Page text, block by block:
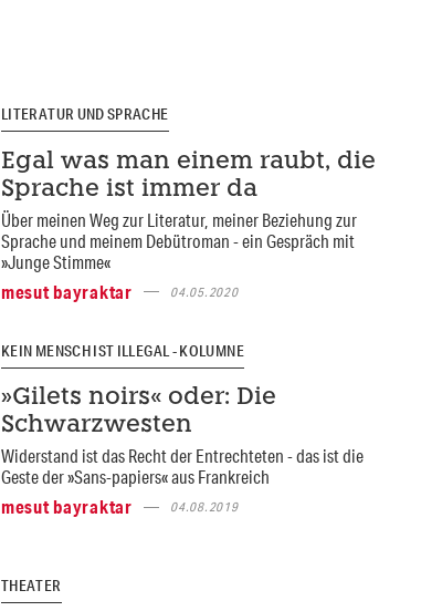
LITERATUR UND SPRACHE
Egal was man einem raubt, die
Sprache ist immer da
Über meinen Weg zur Literatur, meiner Beziehung zur
Sprache und meinem Debütroman - ein Gespräch mit
»Junge Stimme«
mesut bayraktar
04.05.2020
KEIN MENSCH IST ILLEGAL - KOLUMNE
»Gilets noirs« oder: Die
Schwarzwesten
Widerstand ist das Recht der Entrechteten - das ist die
Geste der »Sans-papiers« aus Frankreich
mesut bayraktar
04.08.2019
THEATER